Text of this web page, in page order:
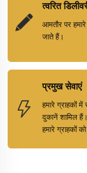
त्वरित
आमतौर पर
जाते हैं।
प्रमुख सेवाएं
हमारे ग्राहकों में
दुकानें शामिल
हमारे ग्राहकों